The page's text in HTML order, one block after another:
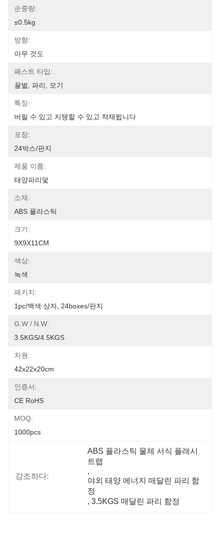
순중량:
≤0.5kg
방향:
아무 것도
페스트 타입:
꿀벌, 파리, 모기
특징:
버릴 수 있고 지탱할 수 있고 적재됩니다
포장:
24박스/판지
제품 이름:
태양파리덫
소재:
ABS 플라스틱
크기:
9X9X11CM
색상:
녹색
패키지:
1pc/백색 상자, 24boxes/판지
G.W / N.W:
3.5KGS/4.5KGS
차원:
42x22x20cm
인증서:
CE RoHS
MOQ:
1000pcs
강조하다:
ABS 플라스틱 물체 서식 플래시
트랩
,
야외 태양 에너지 매달린 파리 함
정
, 3.5KGS 매달린 파리 함정